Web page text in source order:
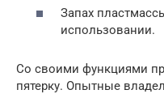
Запах
использовании.
Со своими функциями
пятерку. Опытные